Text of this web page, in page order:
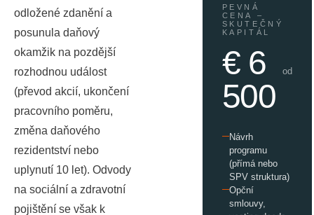
odložené zdanění a
posunula daňový
okamžik na pozdější
rozhodnou událost
(převod akcií, ukončení
pracovního poměru,
změna daňového
rezidentství nebo
uplynutí 10 let). Odvody
na sociální a zdravotní
pojištění se však k
PEVNÁ
CENA –
SKUTEČNÝ
KAPITÁL
€ 6
500
od
Návrh
programu
(přímá nebo
SPV struktura)
Opční
smlouvy,